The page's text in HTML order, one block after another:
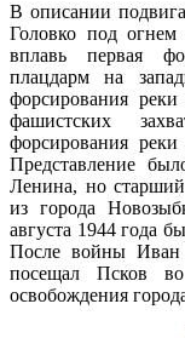
В описании
Головко под
вплавь первая
плацдарм на
форсирования
фашистских
форсирования
Представление
Ленина, но
из города
августа 1944 года
После войны Иван
посещал Псков во
освобождения